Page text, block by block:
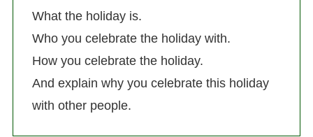
What the holiday is.
Who you celebrate the holiday with.
How you celebrate the holiday.
And explain why you celebrate this holiday
with other people.